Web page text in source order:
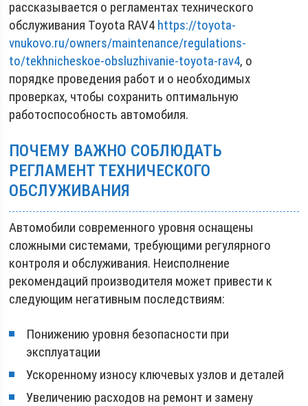
рассказывается о регламентах технического
обслуживания Toyota RAV4 https://toyota-
vnukovo.ru/owners/maintenance/regulations-
to/tekhnicheskoe-obsluzhivanie-toyota-rav4, о
порядке проведения работ и о необходимых
проверках, чтобы сохранить оптимальную
работоспособность автомобиля.
ПОЧЕМУ ВАЖНО СОБЛЮДАТЬ
РЕГЛАМЕНТ ТЕХНИЧЕСКОГО
ОБСЛУЖИВАНИЯ
Автомобили современного уровня оснащены
сложными системами, требующими регулярного
контроля и обслуживания. Неисполнение
рекомендаций производителя может привести к
следующим негативным последствиям:
Понижению уровня безопасности при
эксплуатации
Ускоренному износу ключевых узлов и деталей
Увеличению расходов на ремонт и замену